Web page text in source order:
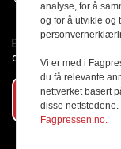
Byggmesteren
den er nedfelt i
Abonner
analyse, for å
og for å utvikle og
Vi er med i
du få relevante
nettverket basert
disse
Fagpressen.no.